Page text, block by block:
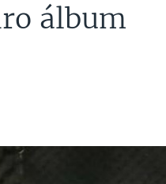
álbum